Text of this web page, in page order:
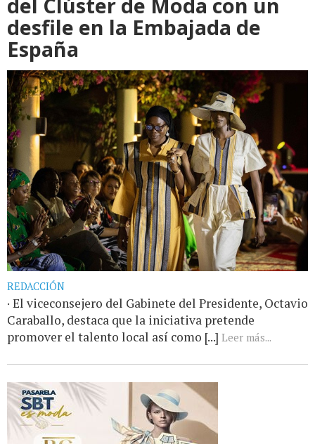
del Clúster de Moda con un
desfile en la Embajada de
España
REDACCIÓN
· El viceconsejero del Gabinete del Presidente, Octavio
Caraballo, destaca que la iniciativa pretende
promover el talento local así como [...] Leer más...